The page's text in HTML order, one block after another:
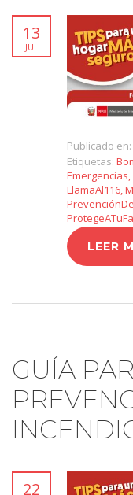
13
JUL
Publicado en:
Etiquetas:
Emergencias,
LlamaAl116,
LEER
GUÍA
22